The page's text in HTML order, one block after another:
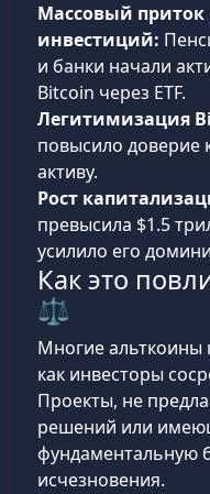
Массовый
инвестиций:
и банки начали
Bitcoin через ETF.
Легитимизация
повысило доверие
активу.
Рост
превысила $1.5
усилило его
Как это
⚖️
Многие альткоины
как инвесторы
Проекты, не
решений или
фундаментальную
исчезновения.